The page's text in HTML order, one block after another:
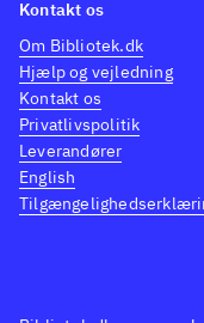
Kontakt os
Om Bibliotek.dk
Hjælp og vejledning
Kontakt os
Privatlivspolitik
Leverandører
English